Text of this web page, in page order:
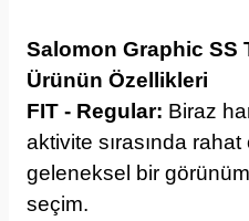
Salomon Graphic SS
Ürünün Özellikleri
FIT - Regular: Biraz
aktivite sırasında
geleneksel bir
seçim.